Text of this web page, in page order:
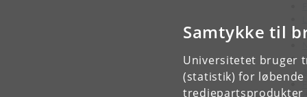
Samtykke til
Universitetet bruger
(statistik) for
tredjepartsprodukter